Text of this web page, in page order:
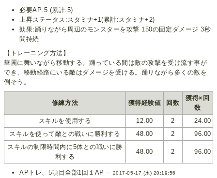
必要AP:5 (累計:5)
上昇ステータス:スタミナ+1(累計:スタミナ+2)
効果:踊りながら周辺のモンスターを攻撃 150の固定ダメージ 3秒
間持続
【トレーニング方法】
華麗に舞いながら移動する。踊っている間は敵の攻撃を受け流す事が
でき、移動経路にいる敵はダメージを受ける。踊りながら多くの敵を
倒そう。
修練方法 獲得経験値 回数
獲得×回
数
スキルを使用する
12.00 2
24.00
スキルを使って敵との戦いに勝利する
48.00 2
96.00
スキルの制限時間内に5体との戦いに勝
利する
48.00 2 96.00
APトレ、5項目全部1回１AP -- 2017-05-17 (水) 20:19:56